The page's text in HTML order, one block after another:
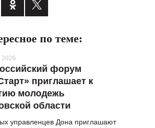
ГОРОДСКОЙ ПОРТАЛ
ВОПРОС НЕДЕЛИ
ТАМ И ТУТ
по теме:
2026
форум
приглашает к
молодежь
области
управленцев Дона приглашают